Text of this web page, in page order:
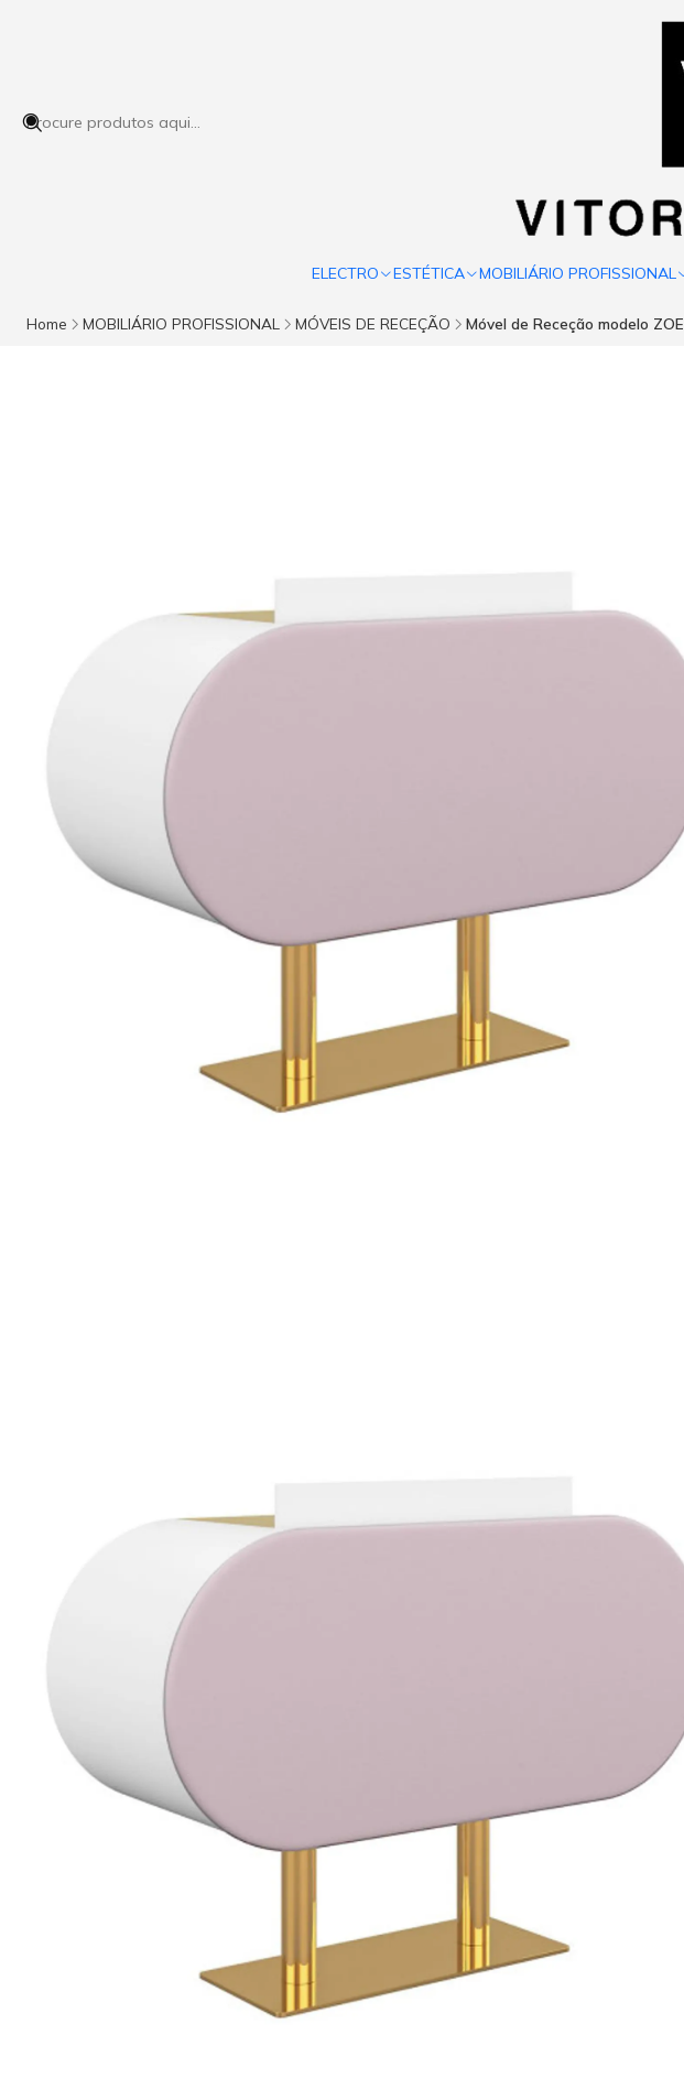
ELECTRO ESTÉTICA MOBILIÁRIO PROFISSIONAL
Home MOBILIÁRIO PROFISSIONAL MÓVEIS DE RECEÇÃO Móvel de Receção modelo ZOE